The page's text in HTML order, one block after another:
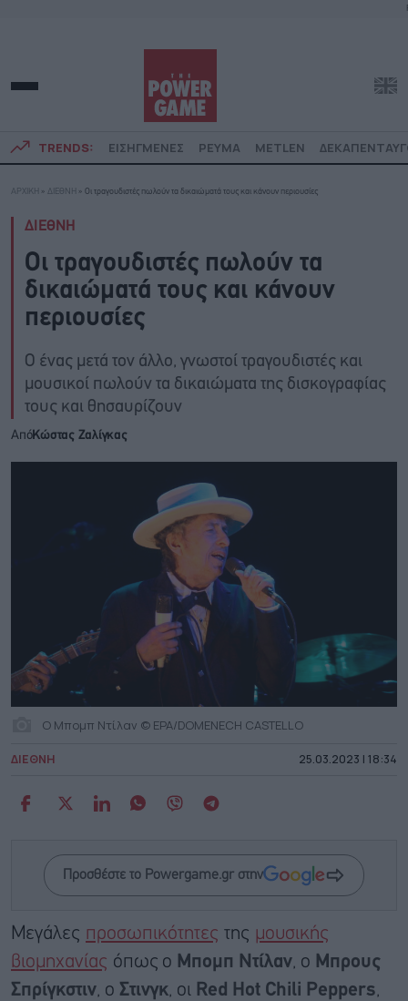
TRENDS: ΕΙΣΗΓΜΕΝΕΣ ΡΕΥΜΑ METLEN
ΑΡΧΙΚΗ » ΔΙΕΘΝΗ » Οι τραγουδιστές πωλούν τα δικαιώματά τους και κάνουν περιουσίες
ΔΙΕΘΝΗ
Οι τραγουδιστές πωλούν τα
δικαιώματά τους και κάνουν
περιουσίες
Ο ένας μετά τον άλλο, γνωστοί τραγουδιστές και
μουσικοί πωλούν τα δικαιώματα της δισκογραφίας
τους και θησαυρίζουν
ΑπόΚώστας Ζαλίγκας
Ο Μπομπ Ντίλαν © EPA/DOMENECH CASTELLO
ΔΙΕΘΝΗ 25.03.2023 | 18:34
Προσθέστε το Powergame.gr στην
Μεγάλες προσωπικότητες της μουσικής
βιομηχανίας όπως ο Μπομπ Ντίλαν, ο Μπρους
Σπρίγκστιν, ο Στινγκ, οι Red Hot Chili Peppers,